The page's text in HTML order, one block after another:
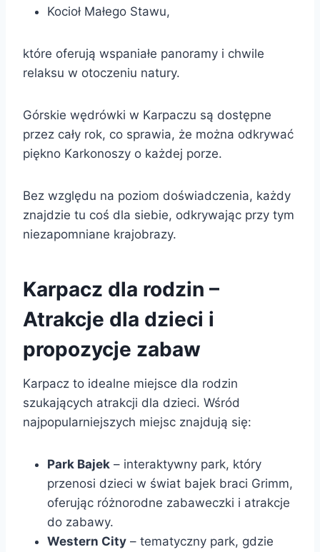
Kocioł Małego Stawu,
które oferują wspaniałe panoramy i chwile
relaksu w otoczeniu natury.
Górskie wędrówki w Karpaczu są dostępne
przez cały rok, co sprawia, że można odkrywać
piękno Karkonoszy o każdej porze.
Bez względu na poziom doświadczenia, każdy
znajdzie tu coś dla siebie, odkrywając przy tym
niezapomniane krajobrazy.
Karpacz dla rodzin –
Atrakcje dla dzieci i
propozycje zabaw
Karpacz to idealne miejsce dla rodzin
szukających atrakcji dla dzieci. Wśród
najpopularniejszych miejsc znajdują się:
Park Bajek – interaktywny park, który
przenosi dzieci w świat bajek braci Grimm,
oferując różnorodne zabaweczki i atrakcje
do zabawy.
Western City – tematyczny park, gdzie